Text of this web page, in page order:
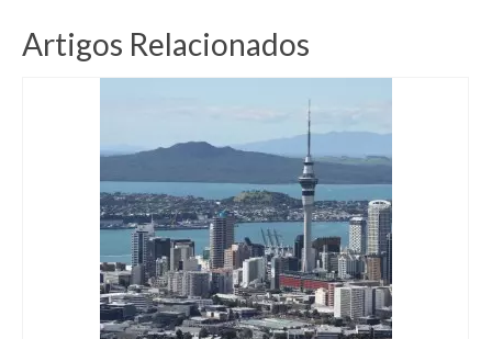
Artigos Relacionados